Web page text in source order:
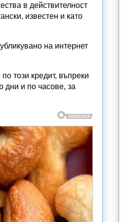
в действителност
известен и като
на интернет
този кредит, въпреки
дни и по часове, за